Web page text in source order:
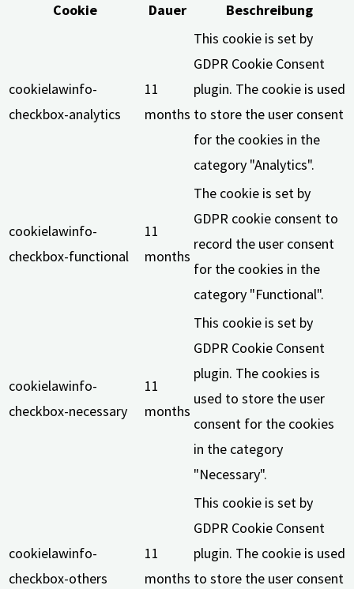
Cookie
Dauer Beschreibung
cookielawinfo-
checkbox-analytics
11
months
This cookie is set by
GDPR Cookie Consent
plugin. The cookie is used
to store the user consent
for the cookies in the
category "Analytics".
cookielawinfo-
checkbox-functional
11
months
The cookie is set by
GDPR cookie consent to
record the user consent
for the cookies in the
category "Functional".
cookielawinfo-
checkbox-necessary
11
months
This cookie is set by
GDPR Cookie Consent
plugin. The cookies is
used to store the user
consent for the cookies
in the category
"Necessary".
cookielawinfo-
checkbox-others
11
months
This cookie is set by
GDPR Cookie Consent
plugin. The cookie is used
to store the user consent